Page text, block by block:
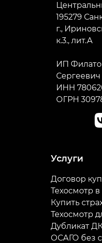
195279
г.,
к.3., лит.А
ИП
Сергеевич
ИНН
ОГРН
Услуги
Договор
Техосмотр
Купить
Техосмотр
Дубликат
ОСАГО без